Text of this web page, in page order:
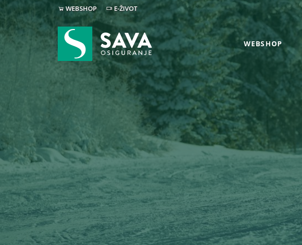
WEBSHOP E-ŽIVOT
WEBSHOP